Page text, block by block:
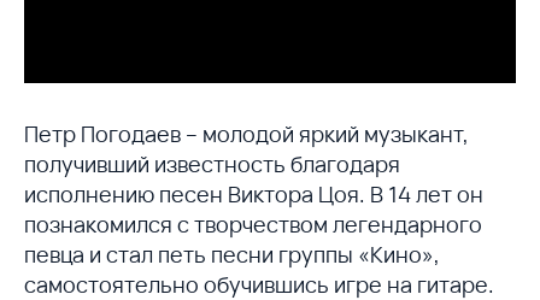
Петр Погодаев – молодой яркий музыкант,
получивший известность благодаря
исполнению песен Виктора Цоя. В 14 лет он
познакомился с творчеством легендарного
певца и стал петь песни группы «Кино»,
самостоятельно обучившись игре на гитаре.